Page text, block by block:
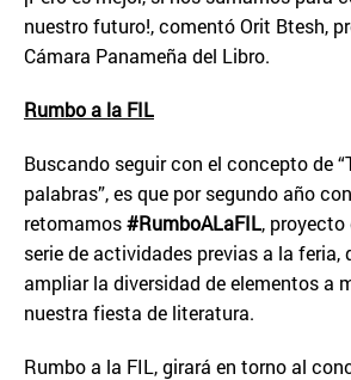
nuestro futuro!, comentó Orit Btesh,
Cámara Panameña del Libro.
Rumbo a la FIL
Buscando seguir con el concepto de
palabras”, es que por segundo año
retomamos#RumboALaFIL,
serie de actividades previas a la feria,
ampliar la diversidad de elementos a
nuestra fiesta de literatura.
Rumbo a la FIL, girará en torno al